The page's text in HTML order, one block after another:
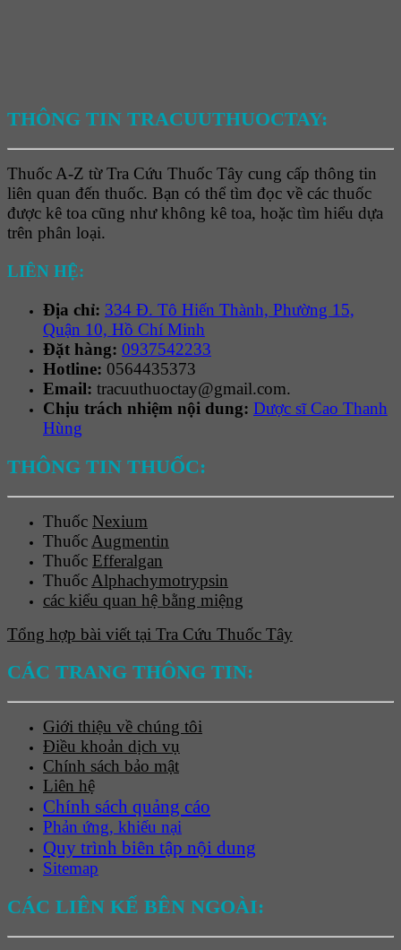
THÔNG TIN TRACUUTHUOCTAY:
Thuốc A-Z từ Tra Cứu Thuốc Tây cung cấp thông tin
liên quan đến thuốc. Bạn có thể tìm đọc về các thuốc
được kê toa cũng như không kê toa, hoặc tìm hiểu dựa
trên phân loại.
LIÊN HỆ:
Địa chỉ: 334 Đ. Tô Hiến Thành, Phường 15,
Quận 10, Hồ Chí Minh
Đặt hàng: 0937542233
Hotline: 0564435373
Email: tracuuthuoctay@gmail.com.
Chịu trách nhiệm nội dung: Dược sĩ Cao Thanh
Hùng
THÔNG TIN THUỐC:
Thuốc Nexium
Thuốc Augmentin
Thuốc Efferalgan
Thuốc Alphachymotrypsin
các kiểu quan hệ bằng miệng
Tổng hợp bài viết tại Tra Cứu Thuốc Tây
CÁC TRANG THÔNG TIN:
Giới thiệu về chúng tôi
Điều khoản dịch vụ
Chính sách bảo mật
Liên hệ
Chính sách quảng cáo
Phản ứng, khiếu nại
Quy trình biên tập nội dung
Sitemap
CÁC LIÊN KẾ BÊN NGOÀI: